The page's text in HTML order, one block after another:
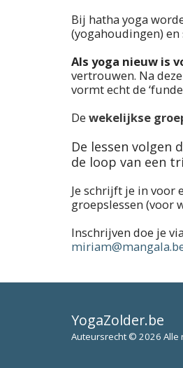
Bij hatha yoga
(yogahoudingen) en
Als yoga nieuw is
vertrouwen. Na
vormt echt de
De wekelijkse
De lessen volgen
de loop van een
Je schrijft je in voor
groepslessen (voor
Inschrijven doe je
YogaZolder.be
Auteursrecht © 2026 Alle